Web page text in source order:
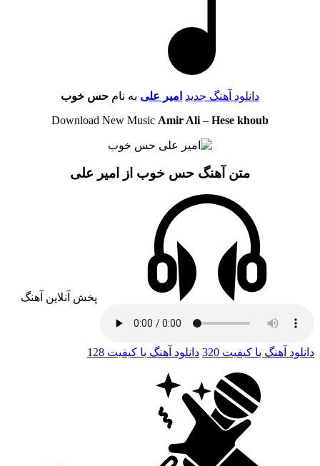
دانلود آهنگ جدید امیر علی به نام حس خوب
Download New Music Amir Ali – Hese khoub
متن آهنگ حس خوب از امیر علی
پخش آنلاین آهنگ
دانلود آهنگ با کیفیت 320 دانلود آهنگ با کیفیت 128